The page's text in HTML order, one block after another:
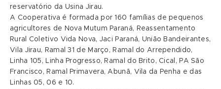
reservatório da Usina Jirau.
A Cooperativa é formada por 160 famílias de pequenos
agricultores de Nova Mutum Paraná, Reassentamento
Rural Coletivo Vida Nova, Jaci Paraná, União Bandeirantes,
Vila Jirau, Ramal 31 de Março, Ramal do Arrependido,
Linha 105, Linha Progresso, Ramal do Brito, Cical, PA São
Francisco, Ramal Primavera, Abunã, Vila da Penha e das
Linhas 05, 06 e 10.